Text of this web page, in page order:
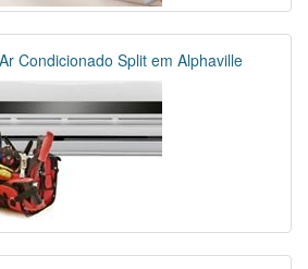
Condicionado Split em Alphaville